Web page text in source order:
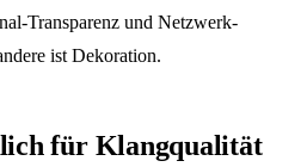
Transparenz und Netzwerk-
ist Dekoration.
für Klangqualität